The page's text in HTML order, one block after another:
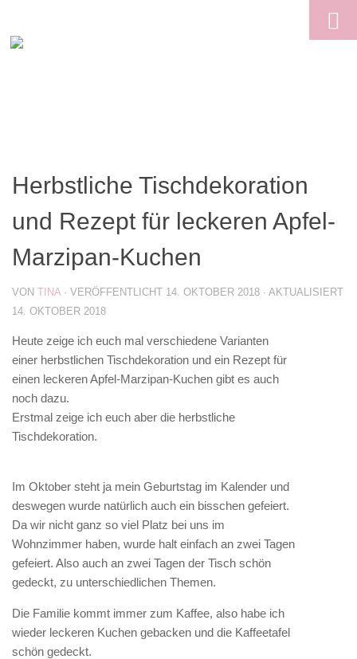
Herbstliche Tischdekoration
und Rezept für leckeren Apfel-
Marzipan-Kuchen
VON TINA · VERÖFFENTLICHT 14. OKTOBER 2018 · AKTUALISIERT
14. OKTOBER 2018
Heute zeige ich euch mal verschiedene Varianten
einer herbstlichen Tischdekoration und ein Rezept für
einen leckeren Apfel-Marzipan-Kuchen gibt es auch
noch dazu.
Erstmal zeige ich euch aber die herbstliche
Tischdekoration.
Im Oktober steht ja mein Geburtstag im Kalender und
deswegen wurde natürlich auch ein bisschen gefeiert.
Da wir nicht ganz so viel Platz bei uns im
Wohnzimmer haben, wurde halt einfach an zwei Tagen
gefeiert. Also auch an zwei Tagen der Tisch schön
gedeckt, zu unterschiedlichen Themen.
Die Familie kommt immer zum Kaffee, also habe ich
wieder leckeren Kuchen gebacken und die Kaffeetafel
schön gedeckt.